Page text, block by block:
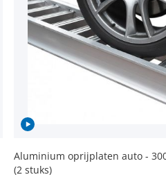
Aluminium oprijplaten auto -
(2 stuks)